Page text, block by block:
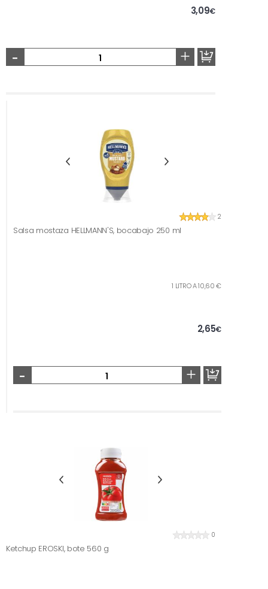
3,09€
- +
2
Salsa mostaza HELLMANN'S, bocabajo 250 ml
1 LITRO A 10,60 €
2,65€
- +
0
Ketchup EROSKI, bote 560 g